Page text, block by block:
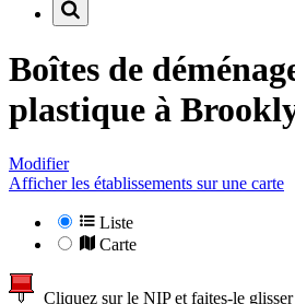
Boîtes de
plastique à
Modifier
Afficher les établissements sur une carte
Liste
Carte
Cliquez sur le NIP et faites-le